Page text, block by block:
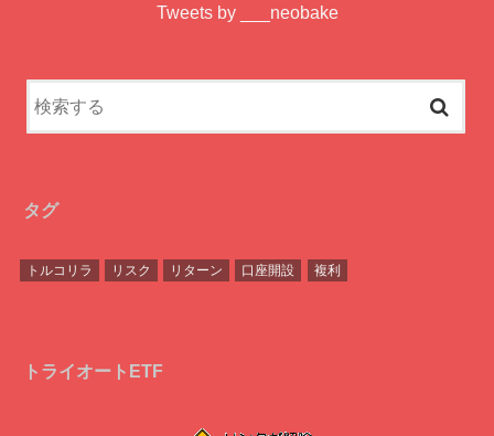
Tweets by ___neobake
タグ
トルコリラ リスク リターン 口座開設 複利
トライオートETF